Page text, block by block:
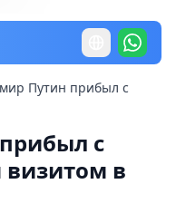
Путин прибыл с
с
визитом в